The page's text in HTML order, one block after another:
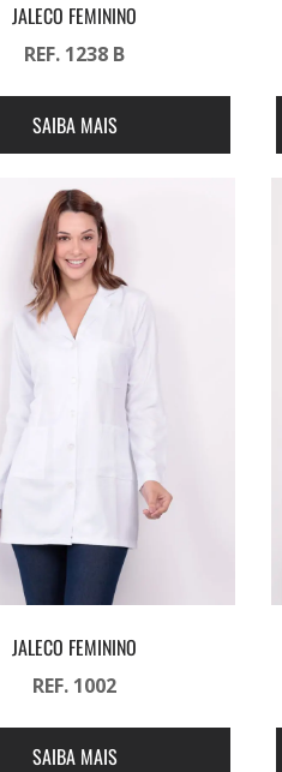
JALECO FEMININO
REF. 1238 B
SAIBA MAIS
JALECO FEMININO
REF. 1002
SAIBA MAIS